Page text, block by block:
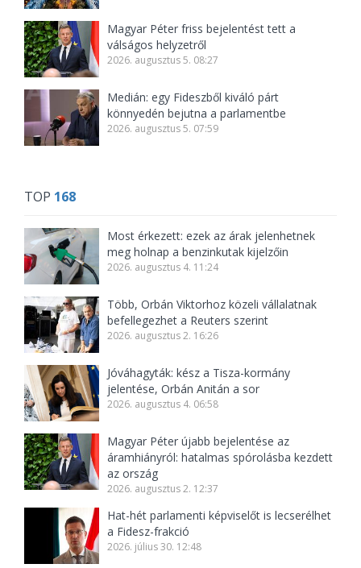
Magyar Péter friss bejelentést tett a
válságos helyzetről
2026. augusztus 5. 08:27
Medián: egy Fideszből kiváló párt
könnyedén bejutna a parlamentbe
2026. augusztus 5. 07:59
TOP 168
Most érkezett: ezek az árak jelenhetnek
meg holnap a benzinkutak kijelzőin
2026. augusztus 4. 11:24
Több, Orbán Viktorhoz közeli vállalatnak
befellegezhet a Reuters szerint
2026. augusztus 2. 16:26
Jóváhagyták: kész a Tisza-kormány
jelentése, Orbán Anitán a sor
2026. augusztus 4. 06:58
Magyar Péter újabb bejelentése az
áramhiányról: hatalmas spórolásba kezdett
az ország
2026. augusztus 2. 12:37
Hat-hét parlamenti képviselőt is lecserélhet
a Fidesz-frakció
2026. július 30. 12:48